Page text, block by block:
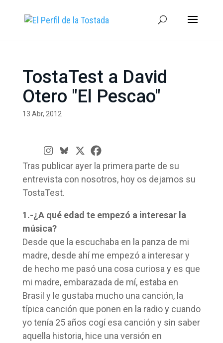
TostaTest a David
Otero "El Pescao"
13 Abr, 2012
Tras publicar ayer la primera parte de su
entrevista con nosotros, hoy os dejamos su
TostaTest.
1.-¿A qué edad te empezó a interesar la
música?
Desde que la escuchaba en la panza de mi
madre, desde ahí me empezó a interesar y
de hecho me pasó una cosa curiosa y es que
mi madre, embarazada de mí, estaba en
Brasil y le gustaba mucho una canción, la
típica canción que ponen en la radio y cuando
yo tenía 25 años cogí esa canción y sin saber
aquella historia, hice una versión en